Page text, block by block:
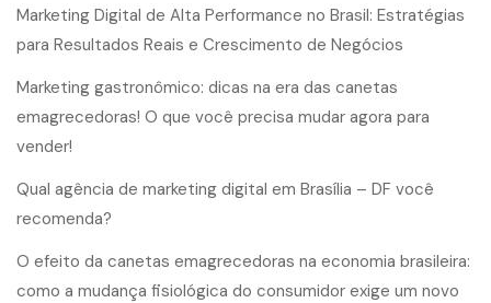
Marketing Digital de Alta Performance no Brasil: Estratégias
para Resultados Reais e Crescimento de Negócios
Marketing gastronômico: dicas na era das canetas
emagrecedoras! O que você precisa mudar agora para
vender!
Qual agência de marketing digital em Brasília – DF você
recomenda?
O efeito da canetas emagrecedoras na economia brasileira:
como a mudança fisiológica do consumidor exige um novo